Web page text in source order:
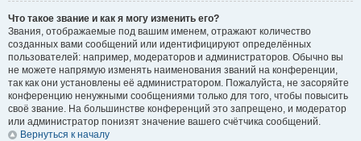
Что такое звание и как я могу изменить его?
Звания, отображаемые под вашим именем, отражают количество
созданных вами сообщений или идентифицируют определённых
пользователей: например, модераторов и администраторов. Обычно вы
не можете напрямую изменять наименования званий на конференции,
так как они установлены её администратором. Пожалуйста, не засоряйте
конференцию ненужными сообщениями только для того, чтобы повысить
своё звание. На большинстве конференций это запрещено, и модератор
или администратор понизят значение вашего счётчика сообщений.
Вернуться к началу